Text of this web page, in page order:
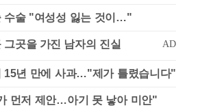
수술 "여성성 잃는 것이…"
15년 만에 사과…"제가 틀렸습니다"
먼저 제안…아기 못 낳아 미안"